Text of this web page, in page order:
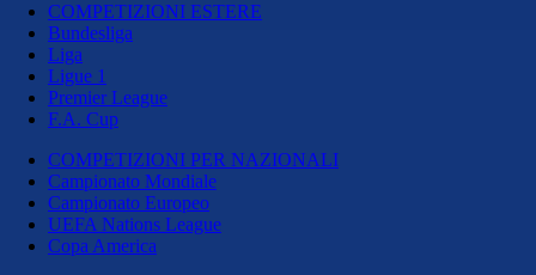
COMPETIZIONI ESTERE
Bundesliga
Liga
Ligue 1
Premier League
F.A. Cup
COMPETIZIONI PER NAZIONALI
Campionato Mondiale
Campionato Europeo
UEFA Nations League
Copa America